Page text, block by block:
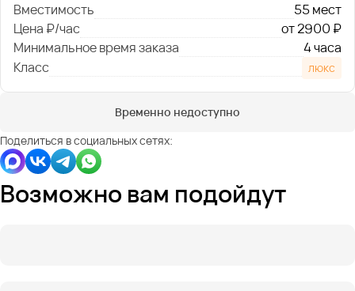
Вместимость
55 мест
Цена ₽/час
от 2900 ₽
Минимальное время заказа
4 часа
Класс
люкс
Временно недоступно
Поделиться в социальных сетях:
Возможно вам подойдут